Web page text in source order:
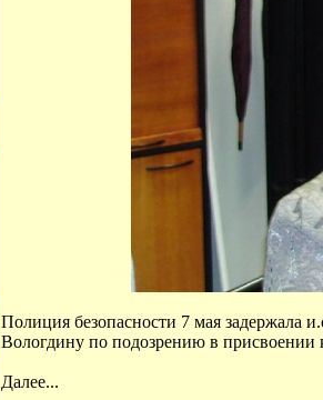
Полиция безопасности 7 мая задержала
Вологдину по подозрению в присвоении
Далее...